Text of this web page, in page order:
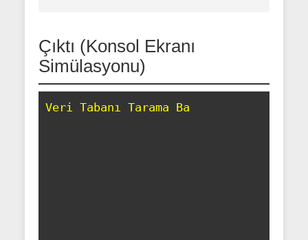
Çıktı (Konsol Ekranı
Simülasyonu)
Veri Tabanı Tarama Başlatıldı..